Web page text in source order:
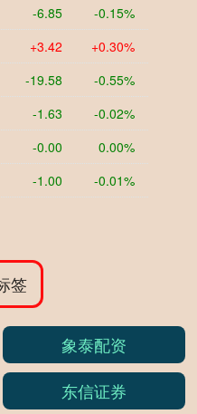
-6.85 -0.15%
+3.42 +0.30%
-19.58 -0.55%
-1.63 -0.02%
-0.00 0.00%
-1.00 -0.01%
签
象泰配资
东信证券